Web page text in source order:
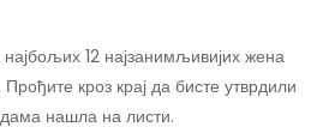
12 најзанимљивијих жена
кроз крај да бисте утврдили
нашла на листи.